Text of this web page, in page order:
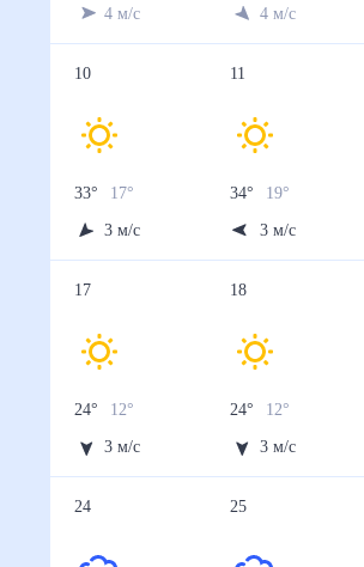
4 м/с
4 м/с
10
33° 17°
3 м/с
11
34° 19°
3 м/с
17
24° 12°
3 м/с
18
24° 12°
3 м/с
24 25